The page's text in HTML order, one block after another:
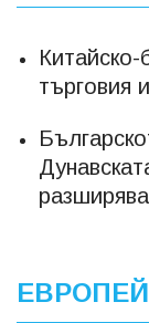
Китайско-
търговия